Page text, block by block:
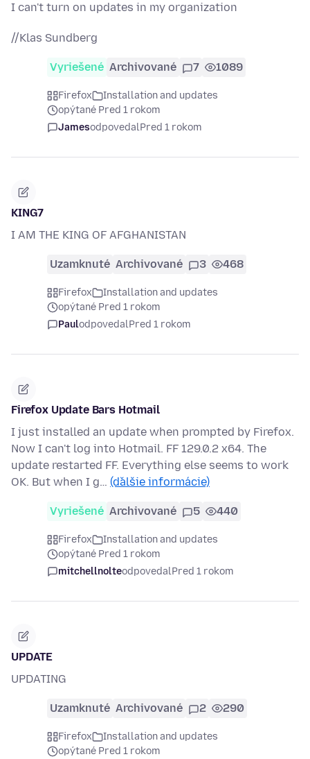
I can't turn on updates in my organization
//Klas Sundberg
Vyriešené Archivované 7 1089
Firefox
Installation and updates
opýtané Pred 1 rokom
JamesodpovedalPred 1 rokom
KING7
I AM THE KING OF AFGHANISTAN
Uzamknuté Archivované 3 468
Firefox
Installation and updates
opýtané Pred 1 rokom
PaulodpovedalPred 1 rokom
Firefox Update Bars Hotmail
I just installed an update when prompted by Firefox.
Now I can't log into Hotmail. FF 129.0.2 x64. The
update restarted FF. Everything else seems to work
OK. But when I g… (ďalšie informácie)
Vyriešené Archivované 5 440
Firefox
Installation and updates
opýtané Pred 1 rokom
mitchellnolteodpovedalPred 1 rokom
UPDATE
UPDATING
Uzamknuté Archivované 2 290
Firefox
Installation and updates
opýtané Pred 1 rokom